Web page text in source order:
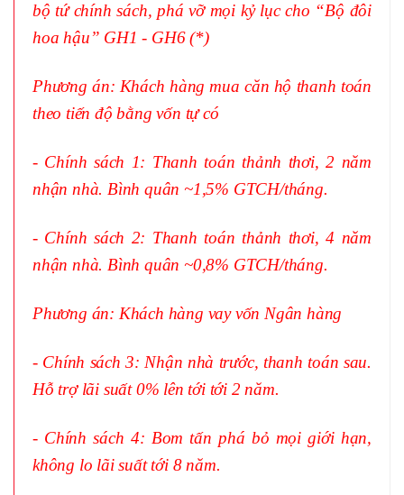
bộ tứ chính sách, phá vỡ mọi kỷ lục cho “Bộ đôi
hoa hậu” GH1 - GH6 (*)
Phương án: Khách hàng mua căn hộ thanh toán
theo tiến độ bằng vốn tự có
- Chính sách 1: Thanh toán thảnh thơi, 2 năm
nhận nhà. Bình quân ~1,5% GTCH/tháng.
- Chính sách 2: Thanh toán thảnh thơi, 4 năm
nhận nhà. Bình quân ~0,8% GTCH/tháng.
Phương án: Khách hàng vay vốn Ngân hàng
- Chính sách 3: Nhận nhà trước, thanh toán sau.
Hỗ trợ lãi suất 0% lên tới tới 2 năm.
- Chính sách 4: Bom tấn phá bỏ mọi giới hạn,
không lo lãi suất tới 8 năm.